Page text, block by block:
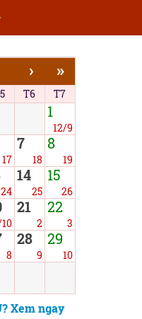
› »
T6 T7
1
12/9
17
7
18
8
19
24
14
25
15
26
21
2
22
3
8
28
9
29
10
Xem ngay